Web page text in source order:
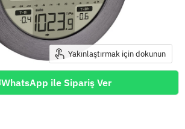
Yakınlaştırmak için dokunun
WhatsApp ile Sipariş Ver